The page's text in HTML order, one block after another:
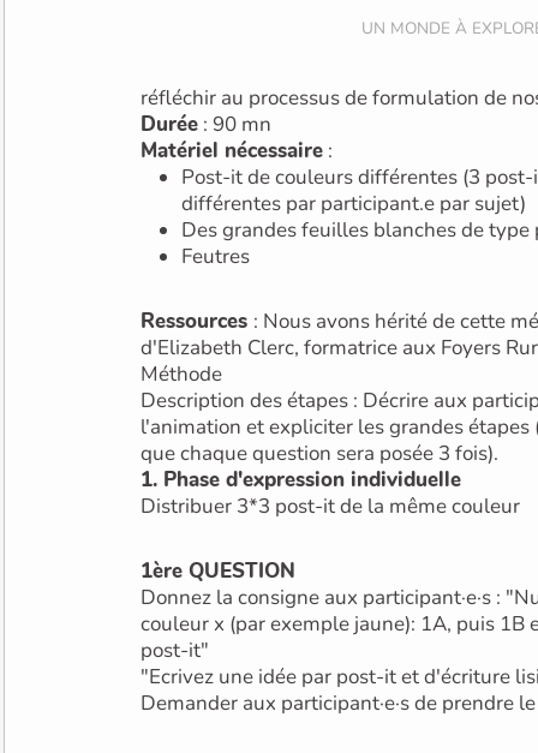
réfléchir au processus de formulation de
Durée : 90 mn
Matériel nécessaire :
Post-it de couleurs différentes (3 post-it de 3 couleurs
différentes par participant.e par sujet)
Des grandes feuilles blanches de
Feutres
Ressources : Nous avons hérité de cette
d'Elizabeth Clerc, formatrice aux Foyers
Méthode
Description des étapes : Décrire aux
l'animation et expliciter les grandes
que chaque question sera posée 3 fois).
1. Phase d'expression individuelle
Distribuer 3*3 post-it de la même couleur
1ère QUESTION
Donnez la consigne aux participant·e·s : "Numérotez les 3 post-it de
couleur x (par exemple jaune): 1A, puis 1B
post-it"
"Ecrivez une idée par post-it et d'écriture
Demander aux participant·e·s de prendre